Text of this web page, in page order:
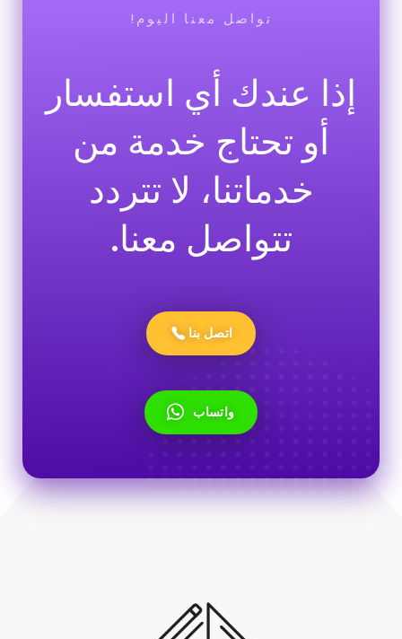
تواصل معنا اليوم!
إذا عندك أي استفسار
أو تحتاج خدمة من
خدماتنا، لا تتردد
تتواصل معنا.
اتصل بنا
واتساب